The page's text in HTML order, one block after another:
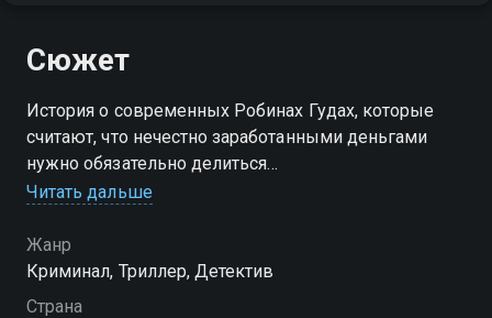
Сюжет
История о современных Робинах Гудах, которые
считают, что нечестно заработанными деньгами
нужно обязательно делиться
награбленное вы можете совершенно бесплатно в
хорошем HD качестве на Смотрёшке
Читать дальше
Жанр
Криминал, Триллер, Детектив
Страна